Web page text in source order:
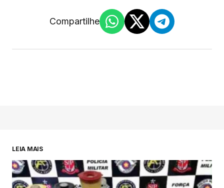
Compartilhe
LEIA MAIS